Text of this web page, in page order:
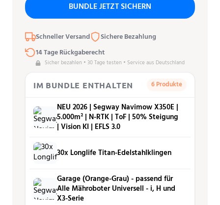
BUNDLE JETZT SICHERN
Schneller Versand
Sichere Bezahlung
14 Tage Rückgaberecht
Sicher bezahlen • 30 Tage testen • Service aus Deutschland
IM BUNDLE ENTHALTEN 6 Produkte
NEU 2026 | Segway Navimow X350E |
5.000m² | N-RTK | ToF | 50% Steigung
| Vision KI | EFLS 3.0
30x Longlife Titan-Edelstahlklingen
Garage (Orange-Grau) - passend für
Alle Mähroboter Universell - i, H und
X3-Serie